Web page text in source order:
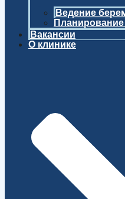
Ведение
Вакансии
О клинике